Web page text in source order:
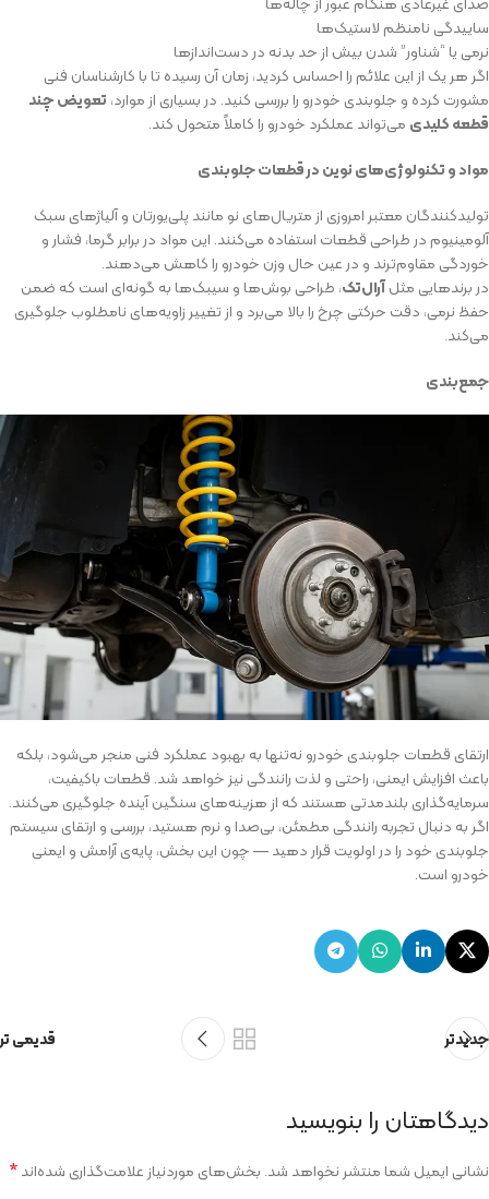
ساییدگی نامنظم لاستیک‌ها
نرمی یا “شناور” شدن بیش از حد بدنه در دست‌اندازها
اگر هر یک از این علائم را احساس کردید، زمان آن رسیده تا با کارشناسان فنی
مشورت کرده و جلوبندی خودرو را بررسی کنید. در بسیاری از موارد، تعویض چند
قطعه کلیدی می‌تواند عملکرد خودرو را کاملاً متحول کند.
مواد و تکنولوژی‌های نوین در قطعات جلوبندی
تولیدکنندگان معتبر امروزی از متریال‌های نو مانند پلی‌یورتان و آلیاژهای سبک
آلومینیوم در طراحی قطعات استفاده می‌کنند. این مواد در برابر گرما، فشار و
خوردگی مقاوم‌ترند و در عین حال وزن خودرو را کاهش می‌دهند.
در برندهایی مثلآرال‌تک، طراحی بوش‌ها و سیبک‌ها به گونه‌ای است که ضمن
حفظ نرمی، دقت حرکتی چرخ را بالا می‌برد و از تغییر زاویه‌های نامطلوب جلوگیری
می‌کند.
جمع‌بندی
ارتقای قطعات جلوبندی خودرو نه‌تنها به بهبود عملکرد فنی منجر می‌شود، بلکه
باعث افزایش ایمنی، راحتی و لذت رانندگی نیز خواهد شد. قطعات باکیفیت،
سرمایه‌گذاری بلندمدتی هستند که از هزینه‌های سنگین آینده جلوگیری می‌کنند.
اگر به دنبال تجربه رانندگی مطمئن، بی‌صدا و نرم هستید، بررسی و ارتقای سیستم
جلوبندی خود را در اولویت قرار دهید — چون این بخش، پایه‌ی آرامش و ایمنی
خودرو است.
جدیدتر قدیمی تر
دیدگاهتان را بنویسید
نشانی ایمیل شما منتشر نخواهد شد. بخش‌های موردنیاز علامت‌گذاری شده‌اند*